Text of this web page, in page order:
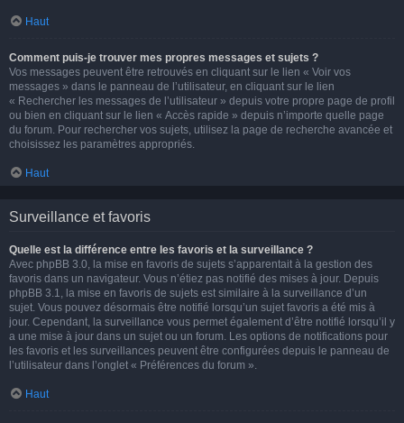
Haut
Comment puis-je trouver mes propres messages et sujets ?
Vos messages peuvent être retrouvés en cliquant sur le lien « Voir vos
messages » dans le panneau de l’utilisateur, en cliquant sur le lien
« Rechercher les messages de l’utilisateur » depuis votre propre page de profil
ou bien en cliquant sur le lien « Accès rapide » depuis n’importe quelle page
du forum. Pour rechercher vos sujets, utilisez la page de recherche avancée et
choisissez les paramètres appropriés.
Haut
Surveillance et favoris
Quelle est la différence entre les favoris et la surveillance ?
Avec phpBB 3.0, la mise en favoris de sujets s’apparentait à la gestion des
favoris dans un navigateur. Vous n’étiez pas notifié des mises à jour. Depuis
phpBB 3.1, la mise en favoris de sujets est similaire à la surveillance d’un
sujet. Vous pouvez désormais être notifié lorsqu’un sujet favoris a été mis à
jour. Cependant, la surveillance vous permet également d’être notifié lorsqu’il y
a une mise à jour dans un sujet ou un forum. Les options de notifications pour
les favoris et les surveillances peuvent être configurées depuis le panneau de
l’utilisateur dans l’onglet « Préférences du forum ».
Haut